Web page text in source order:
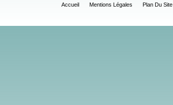
Accueil Mentions Légales Plan Du Site